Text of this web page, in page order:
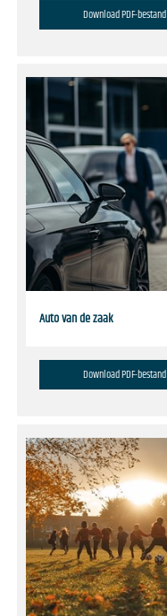
Download PDF-bestand
Auto van de zaak
Download PDF-bestand